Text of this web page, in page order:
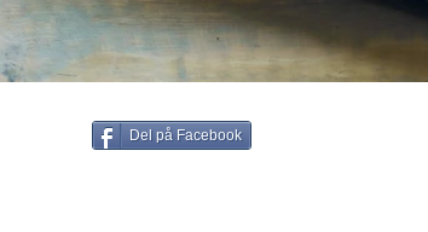
Del på Facebook